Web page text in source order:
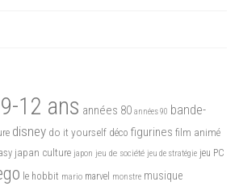
9-12 ans années 80 années 90 bande-
disney do it yourself déco figurines film animé
japan culture japon jeu de société jeu de stratégie jeu PC
le hobbit mario marvel monstre musique